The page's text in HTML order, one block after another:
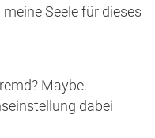
Seele für dieses
Maybe.
dabei